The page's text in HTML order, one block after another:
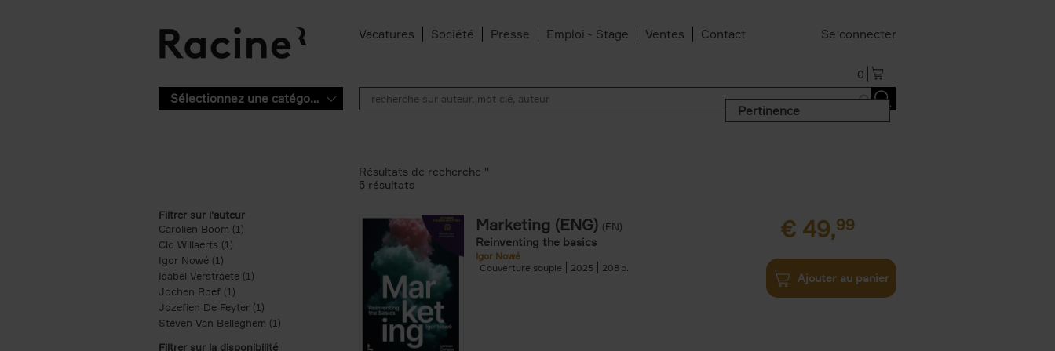
Vacatures Société Presse Emploi - Stage Ventes Contact Se connecter
0
Sélectionnez une catégorie
Pertinence
Filtrer sur l'auteur
Carolien Boom (1)
Clo Willaerts (1)
Igor Nowé (1)
Isabel Verstraete (1) Apply Isabel Verstraete filter
Jochen Roef (1)
Jozefien De Feyter (1) Apply Jozefien De Feyter filter
Steven Van Belleghem (1) Apply Steven Van Belleghem filter
Filtrer sur la disponibilité
Résultats de recherche ''
5 résultats
Marketing (ENG) (EN)
Reinventing the basics
Igor Nowé
Couverture souple
2025 208
€ 49,99
Ajouter au panier